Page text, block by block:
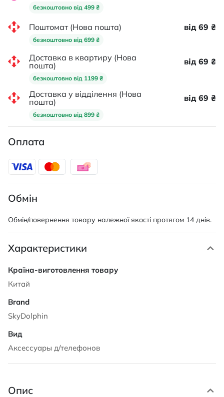
безкоштовно від 499 ₴
Поштомат (Нова пошта)
безкоштовно від 699 ₴
від 69 ₴
Доставка в квартиру (Нова
пошта)
безкоштовно від 1199 ₴
від 69 ₴
Доставка у відділення (Нова
пошта)
безкоштовно від 899 ₴
від 69 ₴
Оплата
Обмін
Обмін/повернення товару належної якості протягом 14 днів.
Характеристики
Характеристики
Китай
SkyDolphin
Аксессуары д/телефонов
Опис